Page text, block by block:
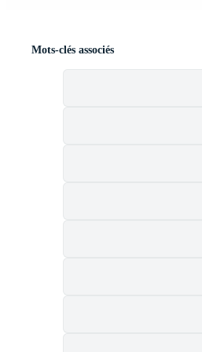
Mots-clés associés